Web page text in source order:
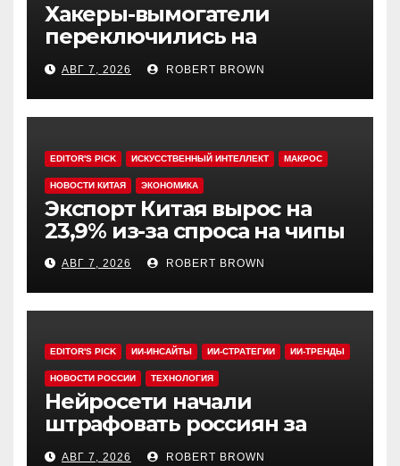
Хакеры-вымогатели
переключились на
инвестфонды с Уолл-стрит
АВГ 7, 2026 ROBERT BROWN
EDITOR'S PICK ИСКУССТВЕННЫЙ ИНТЕЛЛЕКТ МАКРОС
НОВОСТИ КИТАЯ ЭКОНОМИКА
Экспорт Китая вырос на
23,9% из-за спроса на чипы
АВГ 7, 2026 ROBERT BROWN
EDITOR'S PICK ИИ-ИНСАЙТЫ ИИ-СТРАТЕГИИ ИИ-ТРЕНДЫ
НОВОСТИ РОССИИ ТЕХНОЛОГИЯ
Нейросети начали
штрафовать россиян за
борщевик
АВГ 7, 2026 ROBERT BROWN